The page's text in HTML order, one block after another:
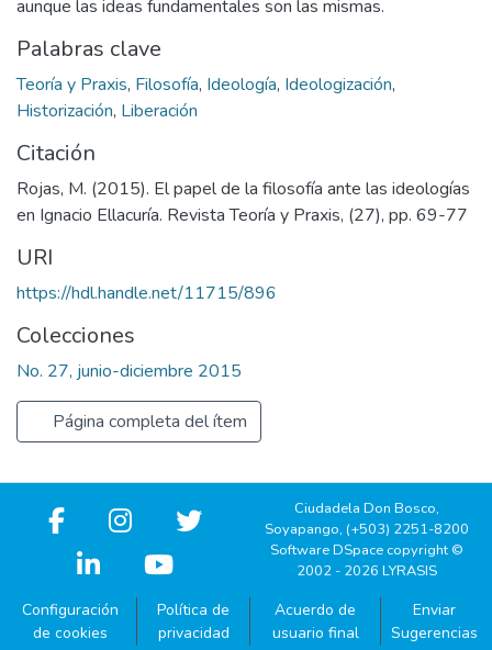
aunque las ideas fundamentales son las mismas.
Palabras clave
Teoría y Praxis, Filosofía, Ideología, Ideologización,
Historización, Liberación
Citación
Rojas, M. (2015). El papel de la filosofía ante las ideologías
en Ignacio Ellacuría. Revista Teoría y Praxis, (27), pp. 69-77
URI
https://hdl.handle.net/11715/896
Colecciones
No. 27, junio-diciembre 2015
Página completa del ítem
Ciudadela Don Bosco,
Soyapango, (+503) 2251-8200
Software DSpace copyright ©
2002 - 2026 LYRASIS
Configuración
de cookies
Política de
privacidad
Acuerdo de
usuario final
Enviar
Sugerencias